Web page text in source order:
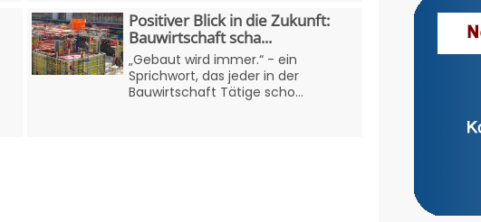
Positiver Blick in die Zukunft:
Bauwirtschaft scha...
„Gebaut wird immer.“ - ein
Sprichwort, das jeder in der
Bauwirtschaft Tätige scho...